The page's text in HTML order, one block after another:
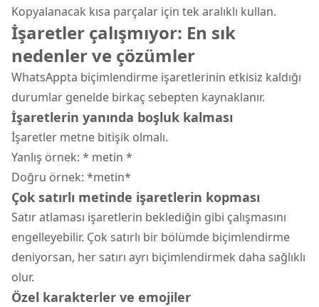
Kopyalanacak kısa parçalar için tek aralıklı kullan.
İşaretler çalışmıyor: En sık
nedenler ve çözümler
WhatsAppta biçimlendirme işaretlerinin etkisiz kaldığı
durumlar genelde birkaç sebepten kaynaklanır.
İşaretlerin yanında boşluk kalması
İşaretler metne bitişik olmalı.
Yanlış örnek: * metin *
Doğru örnek: *metin*
Çok satırlı metinde işaretlerin kopması
Satır atlaması işaretlerin beklediğin gibi çalışmasını
engelleyebilir. Çok satırlı bir bölümde biçimlendirme
deniyorsan, her satırı ayrı biçimlendirmek daha sağlıklı
olur.
Özel karakterler ve emojiler